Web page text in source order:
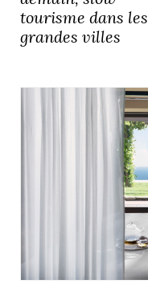
tourisme dans les
grandes villes